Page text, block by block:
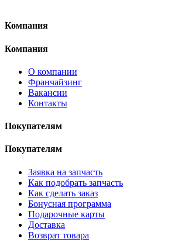
Компания
Компания
О компании
Франчайзинг
Вакансии
Контакты
Покупателям
Покупателям
Заявка на запчасть
Как подобрать запчасть
Как сделать заказ
Бонусная программа
Подарочные карты
Доставка
Возврат товара